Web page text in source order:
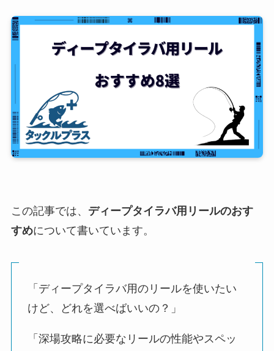
この記事では、 ディープタイラバ用リールのおす
すめについて書いています。
「ディープタイラバ用のリールを使いたい
けど、どれを選べばいいの？」
「深場攻略に必要なリールの性能やスペッ